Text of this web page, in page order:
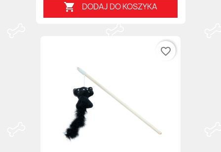
 DODAJ DO KOSZYKA
favorite_border